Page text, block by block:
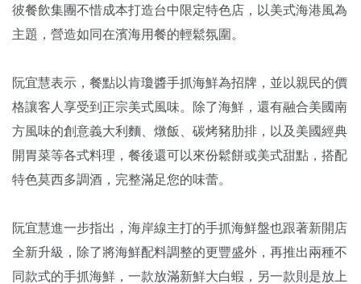
彼餐飲集團不惜成本打造台中限定特色店，以美式海港風為
主題，營造如同在濱海用餐的輕鬆氛圍。
阮宜慧表示，餐點以肯瓊醬手抓海鮮為招牌，並以親民的價
格讓客人享受到正宗美式風味。除了海鮮，還有融合美國南
方風味的創意義大利麵、燉飯、碳烤豬肋排，以及美國經典
開胃菜等各式料理，餐後還可以來份鬆餅或美式甜點，搭配
特色莫西多調酒，完整滿足您的味蕾。
阮宜慧進一步指出，海岸線主打的手抓海鮮盤也跟著新開店
全新升級，除了將海鮮配料調整的更豐盛外，再推出兩種不
同款式的手抓海鮮，一款放滿新鮮大白蝦，另一款則是放上